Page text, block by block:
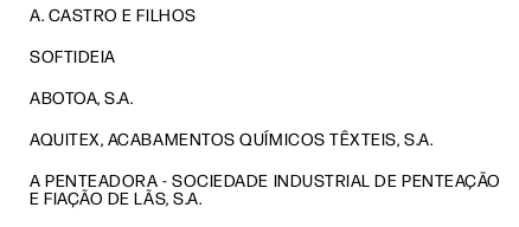
A. CASTRO E FILHOS
SOFTIDEIA
ABOTOA, S.A.
AQUITEX, ACABAMENTOS QUÍMICOS TÊXTEIS, S.A.
A PENTEADORA - SOCIEDADE INDUSTRIAL DE PENTEAÇÃO
E FIAÇÃO DE LÃS, S.A.